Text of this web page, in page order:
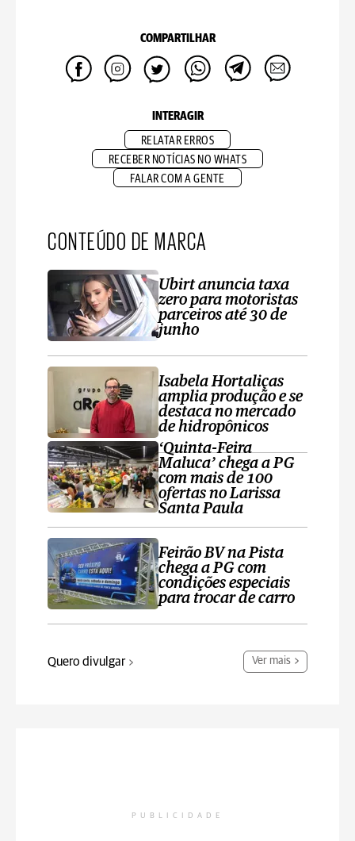
COMPARTILHAR
INTERAGIR
RELATAR ERROS
RECEBER NOTÍCIAS NO WHATS
FALAR COM A GENTE
CONTEÚDO DE MARCA
Ubirt anuncia taxa
zero para motoristas
parceiros até 30 de
junho
Isabela Hortaliças
amplia produção e se
destaca no mercado
de hidropônicos
‘Quinta-Feira
Maluca’ chega a PG
com mais de 100
ofertas no Larissa
Santa Paula
Feirão BV na Pista
chega a PG com
condições especiais
para trocar de carro
Quero divulgar Ver mais
PUBLICIDADE